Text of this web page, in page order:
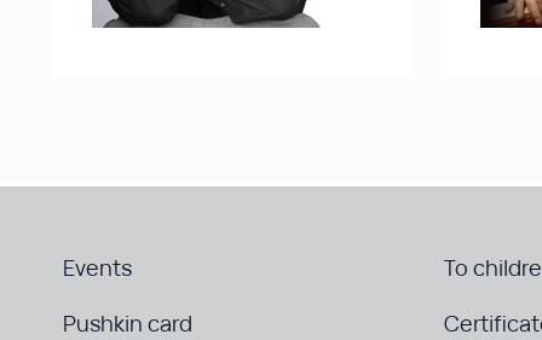
Events
To
Pushkin card